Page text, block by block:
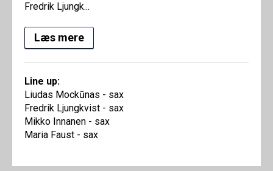
Fredrik Ljungk...
Læs mere
Line up:
Liudas Mockūnas - sax
Fredrik Ljungkvist - sax
Mikko Innanen - sax
Maria Faust - sax